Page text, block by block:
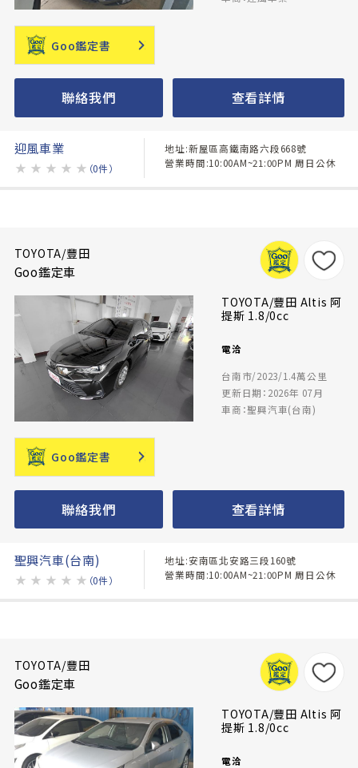
Goo鑑定書
聯絡我們 查看詳情
迎風車業
★ ★ ★ ★ ★ （0件）
地址:新屋區高鐵南路六段668號
營業時間:10:00AM~21:00PM 周日公休
TOYOTA/豐田
Goo鑑定車
TOYOTA/豐田 Altis 阿
提斯 1.8/0cc
電洽
台南市/2023/1.4萬公里
更新日期：2026年 07月
車商：聖興汽車(台南)
Goo鑑定書
聯絡我們 查看詳情
聖興汽車(台南)
★ ★ ★ ★ ★ （0件）
地址:安南區北安路三段160號
營業時間:10:00AM~21:00PM 周日公休
TOYOTA/豐田
Goo鑑定車
TOYOTA/豐田 Altis 阿
提斯 1.8/0cc
電洽